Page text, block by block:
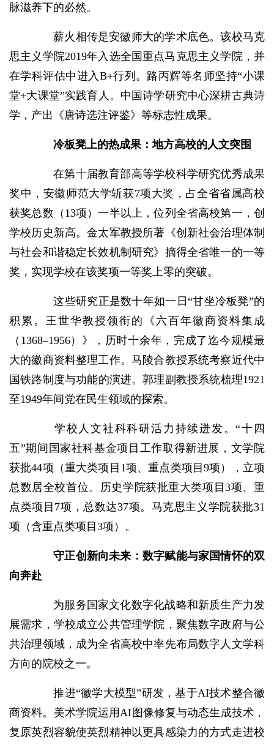
脉滋养下的必然。
薪火相传是安徽师大的学术底色。该校马克
思主义学院2019年入选全国重点马克思主义学院，并
在学科评估中进入B+行列。路丙辉等名师坚持“小课
堂+大课堂”实践育人。中国诗学研究中心深耕古典诗
学，产出《唐诗选注评鉴》等标志性成果。
冷板凳上的热成果：地方高校的人文突围
在第十届教育部高等学校科学研究优秀成果
奖中，安徽师范大学斩获7项大奖，占全省省属高校
获奖总数（13项）一半以上，位列全省高校第一，创
学校历史新高。金太军教授所著《创新社会治理体制
与社会和谐稳定长效机制研究》摘得全省唯一的一等
奖，实现学校在该奖项一等奖上零的突破。
这些研究正是数十年如一日“甘坐冷板凳”的
积累。王世华教授领衔的《六百年徽商资料集成
（1368–1956）》，历时十余年，完成了迄今规模最
大的徽商资料整理工作。马陵合教授系统考察近代中
国铁路制度与功能的演进。郭理副教授系统梳理1921
至1949年间党在民生领域的探索。
学校人文社科科研活力持续迸发。“十四
五”期间国家社科基金项目工作取得新进展，文学院
获批44项（重大类项目1项、重点类项目9项），立项
总数居全校首位。历史学院获批重大类项目3项、重
点类项目7项，总数达37项。马克思主义学院获批31
项（含重点类项目3项）。
守正创新向未来：数字赋能与家国情怀的双
向奔赴
为服务国家文化数字化战略和新质生产力发
展需求，学校成立公共管理学院，聚焦数字政府与公
共治理领域，成为全省高校中率先布局数字人文学科
方向的院校之一。
推进“徽学大模型”研发，基于AI技术整合徽
商资料。美术学院运用AI图像修复与动态生成技术，
复原英烈容貌使英烈精神以更具感染力的方式走进校